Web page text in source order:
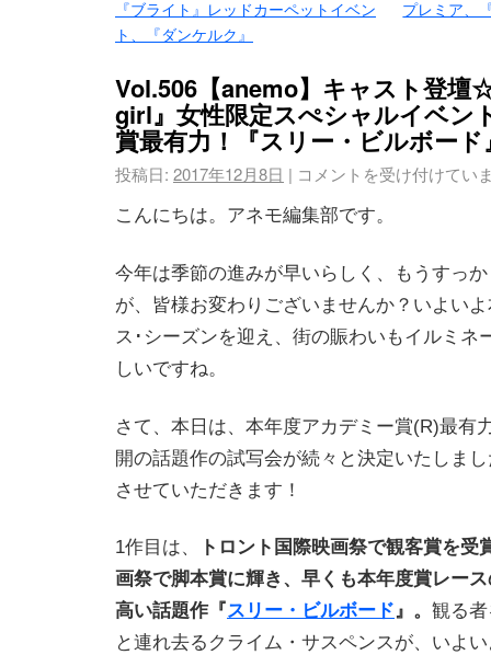
『ブライト』レッドカーペットイベン
ト、『ダンケルク』
プレミア、
Vol.506【anemo】キャスト登壇
girl』女性限定スぺシャルイベン
賞最有力！『スリー・ビルボード
投稿日: 2017年12月8日 | コメントを受け付けてい
こんにちは。アネモ編集部です。
今年は季節の進みが早いらしく、もうすっ
が、皆様お変わりございませんか？いよい
ス･シーズンを迎え、街の賑わいもイルミネ
しいですね。
さて、本日は、本年度アカデミー賞(R)最有
開の話題作の試写会が続々と決定いたしま
させていただきます！
1作目は、
トロント国際映画祭で観客賞を受
画祭で脚本賞に輝き、早くも本年度賞レー
高い話題作『スリー・ビルボード』。 観る
と連れ去るクライム・サスペンスが、いよ